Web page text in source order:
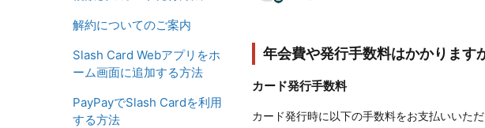
解約についてのご案内
Slash Card Webアプリをホ
ーム画面に追加する方法
PayPayでSlash Cardを利用
する方法
年会費や発行手数料はかかります
カード発行手数料
カード発行時に以下の手数料をお支払いいただ